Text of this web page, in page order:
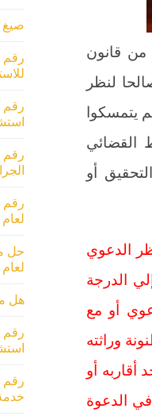
أحمد عاشور رمضان بهيئة قضايا الدولة بقنا أن المادة(247) من قانون
لنظر
يتمسكوا
القضائي
أو
الدعوي
الدرجة
أو مع
وراثته
أقاربه أو
الدعوة
صيغ
رقم
رقم
رقم
لعام 2025
حل
لعام 2025
هل
رقم